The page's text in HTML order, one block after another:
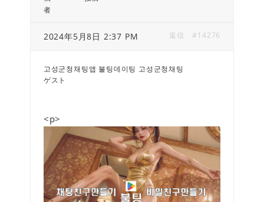
者
2024年5月8日 2:37 PM #14276
返信
고성군청채팅앱 불팅데이팅 고성군청채팅
ゲスト
<p>